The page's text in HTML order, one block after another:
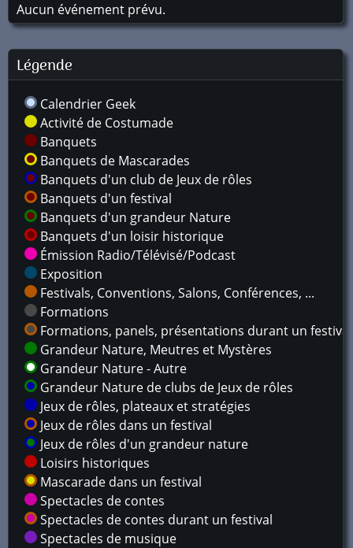
Aucun événement prévu.
Légende
Calendrier Geek
Activité de Costumade
Banquets
Banquets de Mascarades
Banquets d'un club de Jeux de rôles
Banquets d'un festival
Banquets d'un grandeur Nature
Banquets d'un loisir historique
Émission Radio/Télévisé/Podcast
Exposition
Festivals, Conventions, Salons, Conférences, ...
Formations
Formations, panels, présentations durant un festival
Grandeur Nature, Meutres et Mystères
Grandeur Nature - Autre
Grandeur Nature de clubs de Jeux de rôles
Jeux de rôles, plateaux et stratégies
Jeux de rôles dans un festival
Jeux de rôles d'un grandeur nature
Loisirs historiques
Mascarade dans un festival
Spectacles de contes
Spectacles de contes durant un festival
Spectacles de musique